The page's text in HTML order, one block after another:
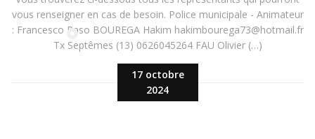
17 octobre
2024
vous renseigner en cas de besoin. Police municipale - Animateur
: Francesco Raso BOUREGA Hakim hakimbourega73@hotmail.fr
Tx Septêmes (13) 0626045264 FAU Olivier (…)